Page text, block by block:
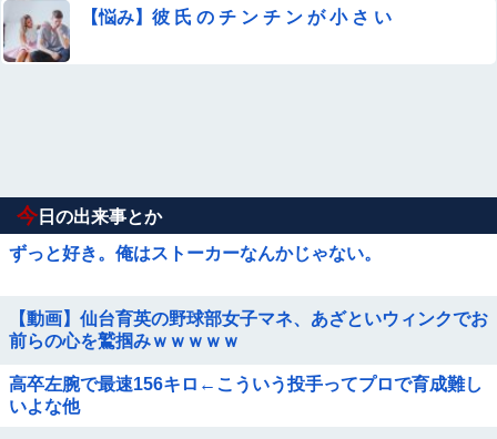
【悩み】彼 氏 の チ ン チ ン が 小 さ い
今 日の出来事とか
ずっと好き。俺はストーカーなんかじゃない。
【動画】仙台育英の野球部女子マネ、あざといウィンクでお
前らの心を鷲掴みｗｗｗｗｗ
高卒左腕で最速156キロ←こういう投手ってプロで育成難し
いよな他